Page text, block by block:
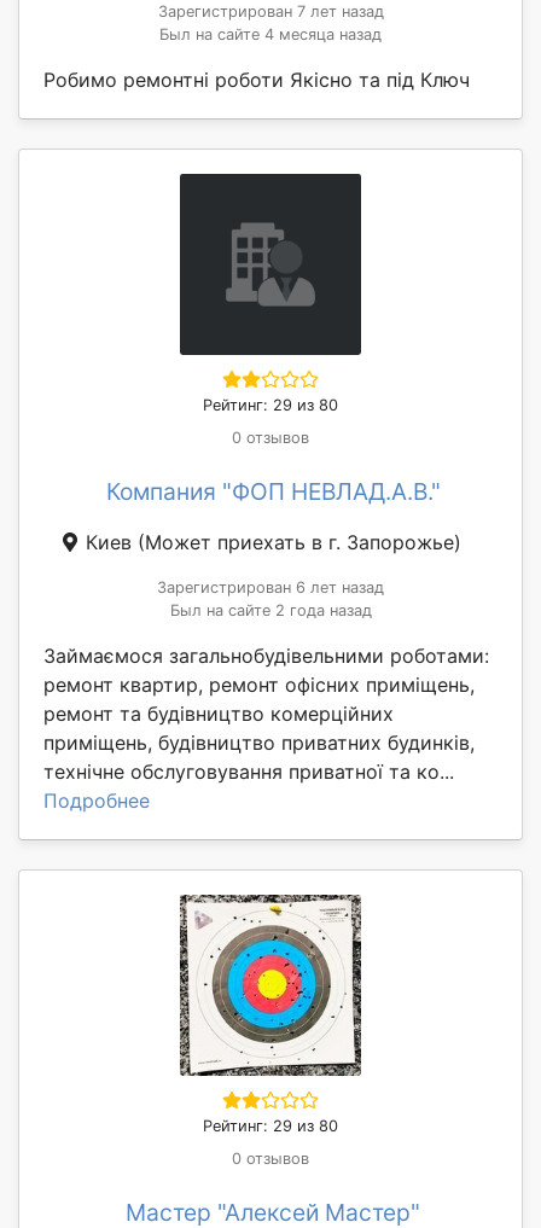
Зарегистрирован 7 лет назад
Был на сайте 4 месяца назад
Робимо ремонтні роботи Якісно та під Ключ
Рейтинг: 29 из 80
0 отзывов
Компания "ФОП НЕВЛАД.А.В."
Киев (Может приехать в г. Запорожье)
Зарегистрирован 6 лет назад
Был на сайте 2 года назад
Займаємося загальнобудівельними роботами:
ремонт квартир, ремонт офісних приміщень,
ремонт та будівництво комерційних
приміщень, будівництво приватних будинків,
технічне обслуговування приватної та ко...
Подробнее
Рейтинг: 29 из 80
0 отзывов
Мастер "Алексей Мастер"